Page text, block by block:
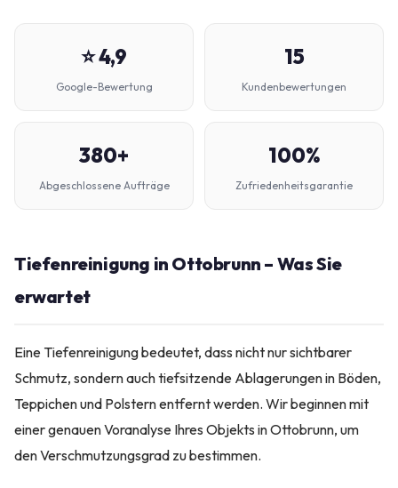
⭐ 4,9
Google-Bewertung
15
Kundenbewertungen
380+
Abgeschlossene Aufträge
100%
Zufriedenheitsgarantie
Tiefenreinigung in Ottobrunn – Was Sie
erwartet
Eine Tiefenreinigung bedeutet, dass nicht nur sichtbarer
Schmutz, sondern auch tiefsitzende Ablagerungen in Böden,
Teppichen und Polstern entfernt werden. Wir beginnen mit
einer genauen Voranalyse Ihres Objekts in Ottobrunn, um
den Verschmutzungsgrad zu bestimmen.